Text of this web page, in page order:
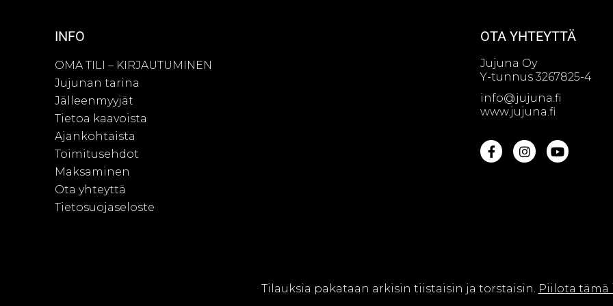
Tilauksia pakataan arkisin tiistaisin ja torstaisin. Piilota tämä
INFO
OMA TILI – KIRJAUTUMINEN
Jujunan tarina
Jälleenmyyjät
Tietoa kaavoista
Ajankohtaista
Toimitusehdot
Maksaminen
Ota yhteyttä
Tietosuojaseloste
OTA YHTEYTTÄ
Jujuna Oy
Y-tunnus 3267825-4
info@jujuna.fi
www.jujuna.fi
© Jujuna Oy || Web design bySivutaikuri Oy